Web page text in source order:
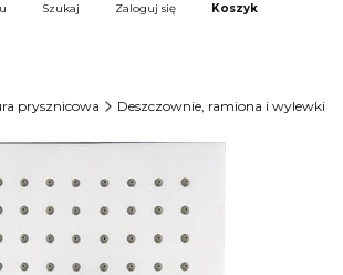
Szukaj Zaloguj się Koszyk
prysznicowa Deszczownie, ramiona i wylewki